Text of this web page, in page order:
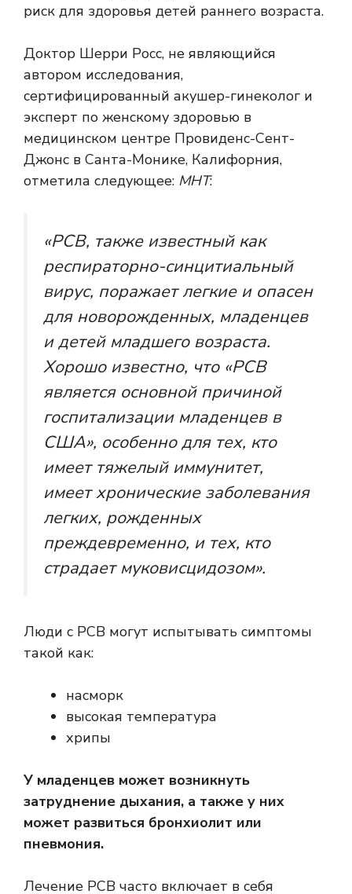
риск для здоровья детей раннего возраста.
Доктор Шерри Росс, не являющийся
автором исследования,
сертифицированный акушер-гинеколог и
эксперт по женскому здоровью в
медицинском центре Провиденс-Сент-
Джонс в Санта-Монике, Калифорния,
отметила следующее: МНТ:
«РСВ, также известный как
респираторно-синцитиальный
вирус, поражает легкие и опасен
для новорожденных, младенцев
и детей младшего возраста.
Хорошо известно, что «РСВ
является основной причиной
госпитализации младенцев в
США», особенно для тех, кто
имеет тяжелый иммунитет,
имеет хронические заболевания
легких, рожденных
преждевременно, и тех, кто
страдает муковисцидозом».
Люди с РСВ могут испытывать симптомы
такой как:
насморк
высокая температура
хрипы
У младенцев может возникнуть
затруднение дыхания, а также у них
может развиться бронхиолит или
пневмония.
Лечение РСВ часто включает в себя